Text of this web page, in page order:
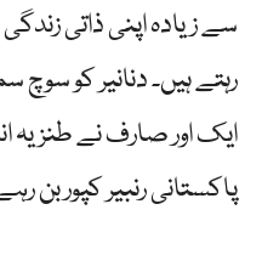
سے زیادہ اپنی ذاتی
رہتے ہیں۔ دنانیر کو سوچ
ایک اور صارف نے طنزیہ
پاکستانی رنبیر کپور بن رہے